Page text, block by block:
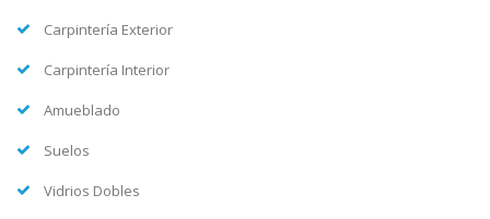
Carpintería Exterior
Carpintería Interior
Amueblado
Suelos
Vidrios Dobles